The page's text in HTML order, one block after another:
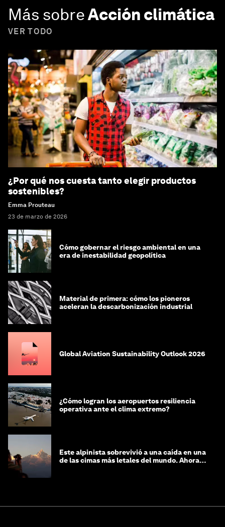
Más sobreAcción climática
VER TODO
¿Por qué nos cuesta tanto elegir productos
sostenibles?
Emma Prouteau
23 de marzo de 2026
Cómo gobernar el riesgo ambiental en una
era de inestabilidad geopolítica
Material de primera: cómo los pioneros
aceleran la descarbonización industrial
Global Aviation Sustainability Outlook 2026
¿Cómo logran los aeropuertos resiliencia
operativa ante el clima extremo?
Este alpinista sobrevivió a una caída en una
de las cimas más letales del mundo. Ahora